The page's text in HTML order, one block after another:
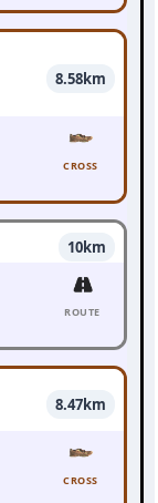
8.58km
CROSS
10km
ROUTE
8.47km
CROSS